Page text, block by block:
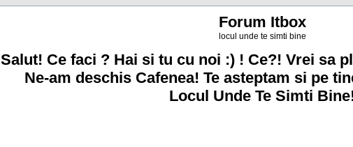
Forum Itbox
locul unde te simti bine
Salut! Ce faci ? Hai si tu cu noi :) ! Ce?! Vrei sa
Ne-am deschis Cafenea! Te asteptam si pe
Locul Unde Te Simti